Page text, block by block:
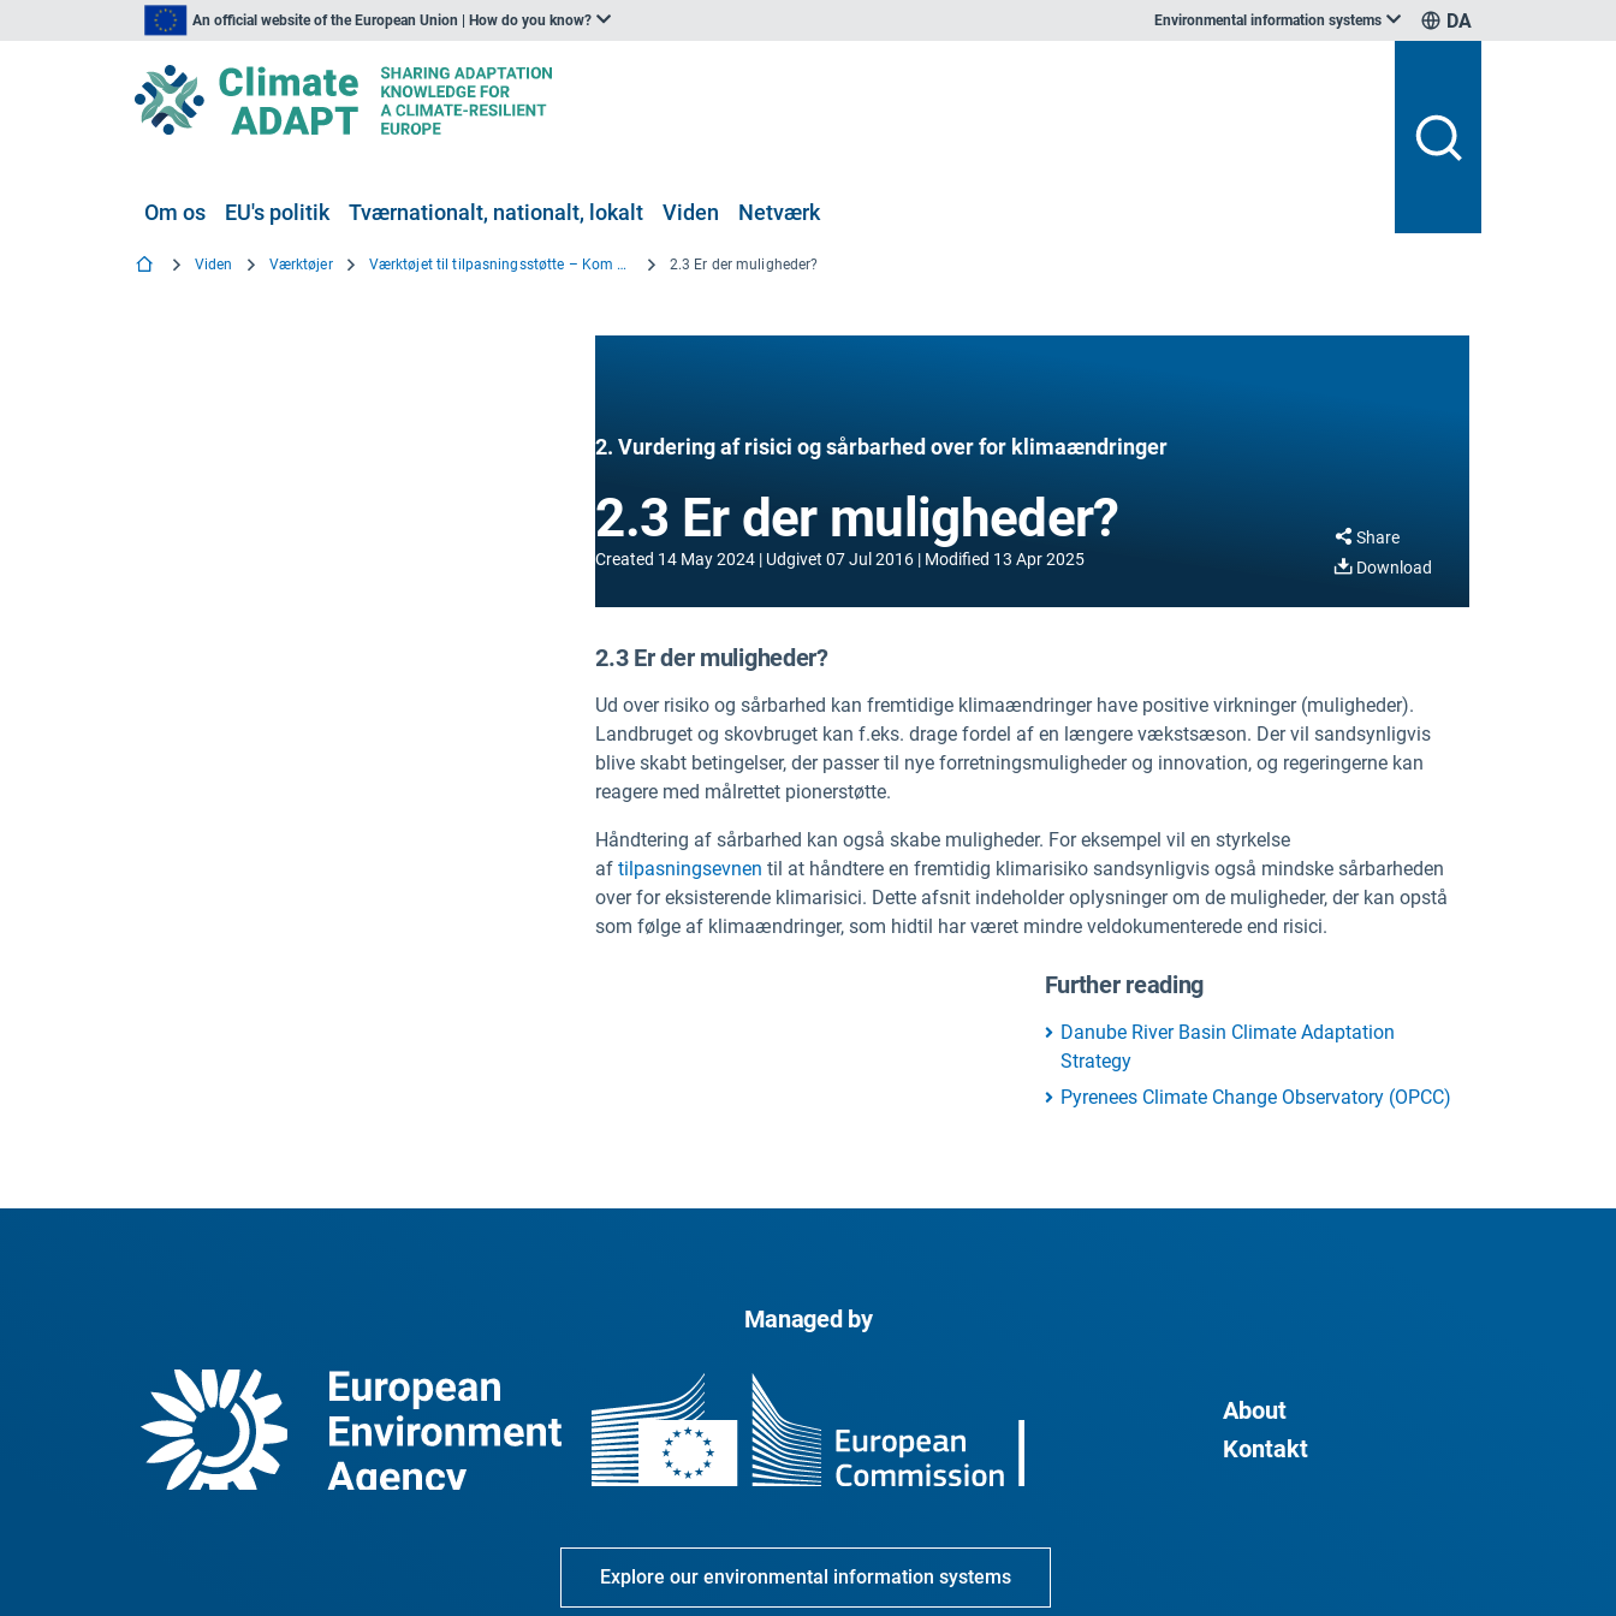
An official website of the European Union | How do you know? Environmental information systems DA
Om os EU's politik Tværnationalt, nationalt, lokalt Viden Netværk
Viden Værktøjer Værktøjet til tilpasningsstøtte – Kom godt i gang 2.3 Er der muligheder?
2. Vurdering af risici og sårbarhed over for klimaændringer
2.3 Er der muligheder?
Created 14 May 2024 Udgivet 07 Jul 2016 Modified 13 Apr 2025
Share
Download
2.3 Er der muligheder?
Ud over risiko og sårbarhed kan fremtidige klimaændringer have positive virkninger (muligheder).
Landbruget og skovbruget kan f.eks. drage fordel af en længere vækstsæson. Der vil sandsynligvis
blive skabt betingelser, der passer til nye forretningsmuligheder og innovation, og regeringerne kan
reagere med målrettet pionerstøtte.
Håndtering af sårbarhed kan også skabe muligheder. For eksempel vil en styrkelse
aftilpasningsevnen til at håndtere en fremtidig klimarisiko sandsynligvis også mindske sårbarheden
over for eksisterende klimarisici. Dette afsnit indeholder oplysninger om de muligheder, der kan opstå
som følge af klimaændringer, som hidtil har været mindre veldokumenterede end risici.
Further reading
Danube River Basin Climate Adaptation
Strategy
Pyrenees Climate Change Observatory (OPCC)
Managed by
About
Kontakt
Explore our environmental information systems